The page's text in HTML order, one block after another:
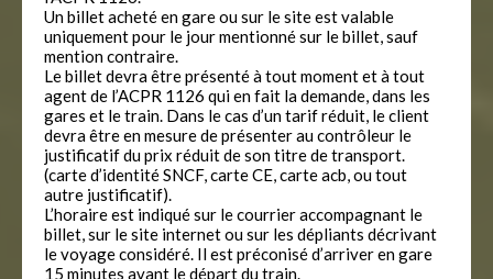
Un billet acheté en gare ou sur le site est valable
uniquement pour le jour mentionné sur le billet, sauf
mention contraire.
Le billet devra être présenté à tout moment et à tout
agent de l’ACPR 1126 qui en fait la demande, dans les
gares et le train. Dans le cas d’un tarif réduit, le client
devra être en mesure de présenter au contrôleur le
justificatif du prix réduit de son titre de transport.
(carte d’identité SNCF, carte CE, carte acb, ou tout
autre justificatif).
L’horaire est indiqué sur le courrier accompagnant le
billet, sur le site internet ou sur les dépliants décrivant
le voyage considéré. Il est préconisé d’arriver en gare
15 minutes avant le départ du train.